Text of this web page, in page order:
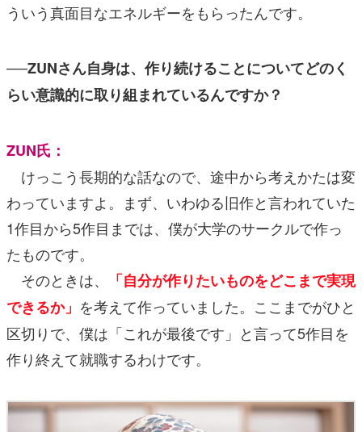
ういう真面目なエネルギーをもらったんです。
──ZUNさん自身は、作り続けることについてどのく
らい意識的に取り組まれているんですか？
ZUN氏：
けっこう長期的な話なので、途中から考えかたは変
わっていますよ。まず、いわゆる旧作と言われていた
1作目から5作目までは、僕が大学のサークルで作っ
たものです。
そのときは、
「自分が作りたいものをどこまで実現
できるか」 を考えて作っていました。ここまでがひと
区切りで、僕は「これが最後です」と言って5作目を
作り終えて就職するわけです。